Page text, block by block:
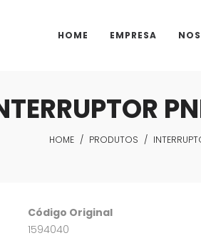
HOME EMPRESA
HOME / PRODUTOS /
Código Original
1594040